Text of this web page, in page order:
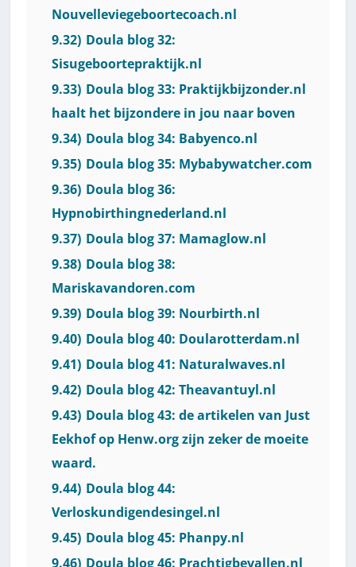
Nouvelleviegeboortecoach.nl
9.32) Doula blog 32:
Sisugeboortepraktijk.nl
9.33) Doula blog 33: Praktijkbijzonder.nl
haalt het bijzondere in jou naar boven
9.34) Doula blog 34: Babyenco.nl
9.35) Doula blog 35: Mybabywatcher.com
9.36) Doula blog 36:
Hypnobirthingnederland.nl
9.37) Doula blog 37: Mamaglow.nl
9.38) Doula blog 38:
Mariskavandoren.com
9.39) Doula blog 39: Nourbirth.nl
9.40) Doula blog 40: Doularotterdam.nl
9.41) Doula blog 41: Naturalwaves.nl
9.42) Doula blog 42: Theavantuyl.nl
9.43) Doula blog 43: de artikelen van Just
Eekhof op Henw.org zijn zeker de moeite
waard.
9.44) Doula blog 44:
Verloskundigendesingel.nl
9.45) Doula blog 45: Phanpy.nl
9.46) Doula blog 46: Prachtigbevallen.nl